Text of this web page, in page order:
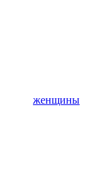
женщины